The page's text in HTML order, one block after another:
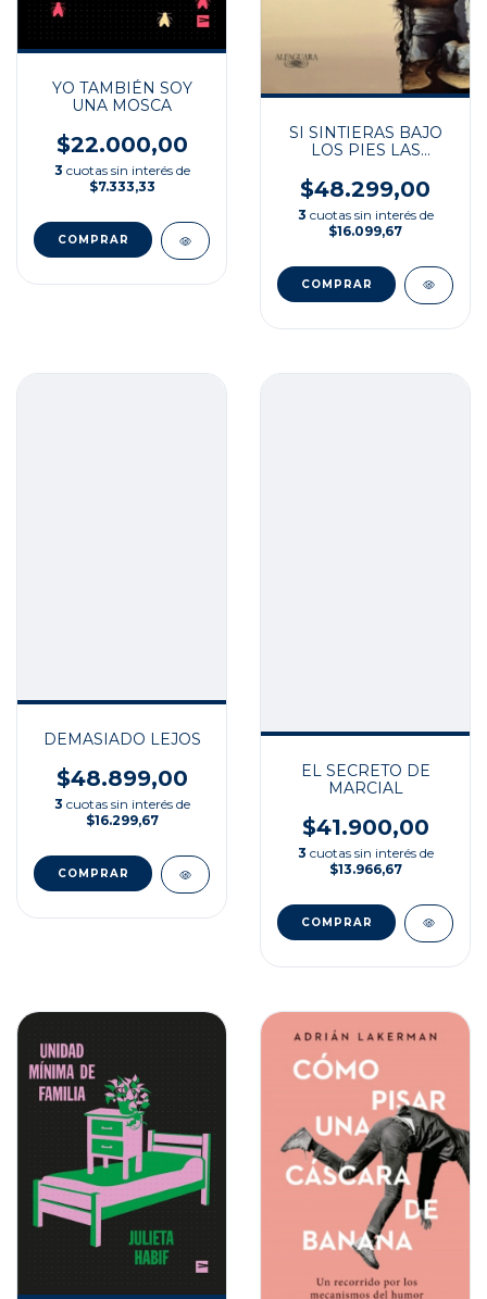
YO TAMBIÉN SOY
UNA MOSCA
$22.000,00
3 cuotas sin interés de
$7.333,33
SI SINTIERAS BAJO
LOS PIES LAS
MAYORES
$48.299,00
3 cuotas sin interés de
$16.099,67
DEMASIADO LEJOS
$48.899,00
3 cuotas sin interés de
$16.299,67
EL SECRETO DE
MARCIAL
$41.900,00
3 cuotas sin interés de
$13.966,67